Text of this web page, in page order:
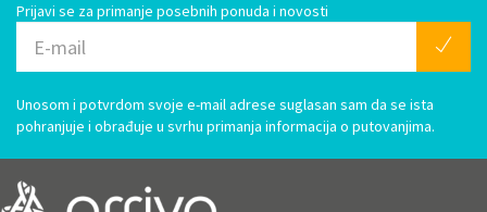
Prijavi se za primanje posebnih ponuda i novosti
Unosom i potvrdom svoje e-mail adrese suglasan sam da se ista
pohranjuje i obrađuje u svrhu primanja informacija o putovanjima.